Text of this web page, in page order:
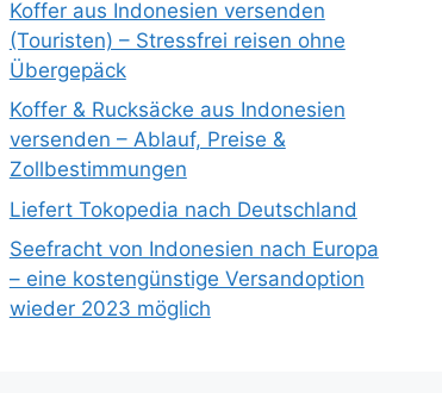
Koffer aus Indonesien versenden
(Touristen) – Stressfrei reisen ohne
Übergepäck
Koffer & Rucksäcke aus Indonesien
versenden – Ablauf, Preise &
Zollbestimmungen
Liefert Tokopedia nach Deutschland
Seefracht von Indonesien nach Europa
– eine kostengünstige Versandoption
wieder 2023 möglich